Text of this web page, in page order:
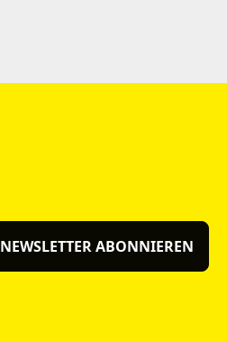
NEWSLETTER ABONNIEREN